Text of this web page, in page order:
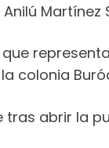
Martínez
colonia
tras abrir la